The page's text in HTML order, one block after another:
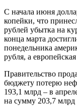
С начала июня
копейки, что
рублей убытка на
конца марта
понедельника
рубля, а
Правительство
бюджету потерю
193,1 млрд – в
на сумму 203,7 млрд